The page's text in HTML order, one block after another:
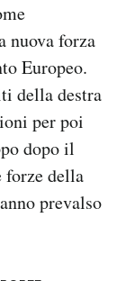
nuova forza
Europeo.
della destra
per poi
dopo il
forze della
prevalso